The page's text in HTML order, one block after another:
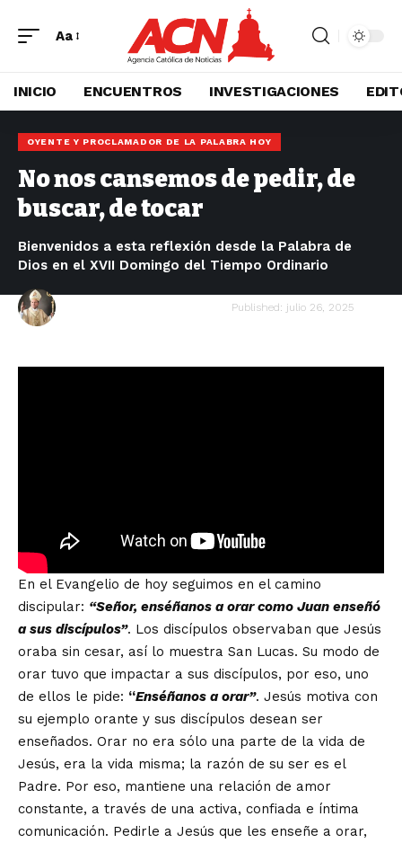
Aa
INICIO ENCUENTROS INVESTIGACIONES
OYENTE Y PROCLAMADOR DE LA PALABRA HOY
No nos cansemos de pedir, de
buscar, de tocar
Bienvenidos a esta reflexión desde la Palabra de
Dios en el XVII Domingo del Tiempo Ordinario
Mons. Cristobal Ascencio García Published: julio 26, 2025
En el Evangelio de hoy seguimos en el camino
discipular: “Señor, enséñanos a orar como Juan enseñó
a sus discípulos”. Los discípulos observaban que Jesús
oraba sin cesar, así lo muestra San Lucas. Su modo de
orar tuvo que impactar a sus discípulos, por eso, uno
de ellos le pide: “Enséñanos a orar”. Jesús motiva con
su ejemplo orante y sus discípulos desean ser
enseñados. Orar no era sólo una parte de la vida de
Jesús, era la vida misma; la razón de su ser es el
Padre. Por eso, mantiene una relación de amor
constante, a través de una activa, confiada e íntima
comunicación. Pedirle a Jesús que les enseñe a orar,